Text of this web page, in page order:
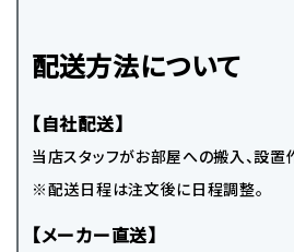
配送方法について
【自社配送】
当店スタッフがお部屋への搬入、設置
※配送日程は注文後に日程調整。
【メーカー直送】